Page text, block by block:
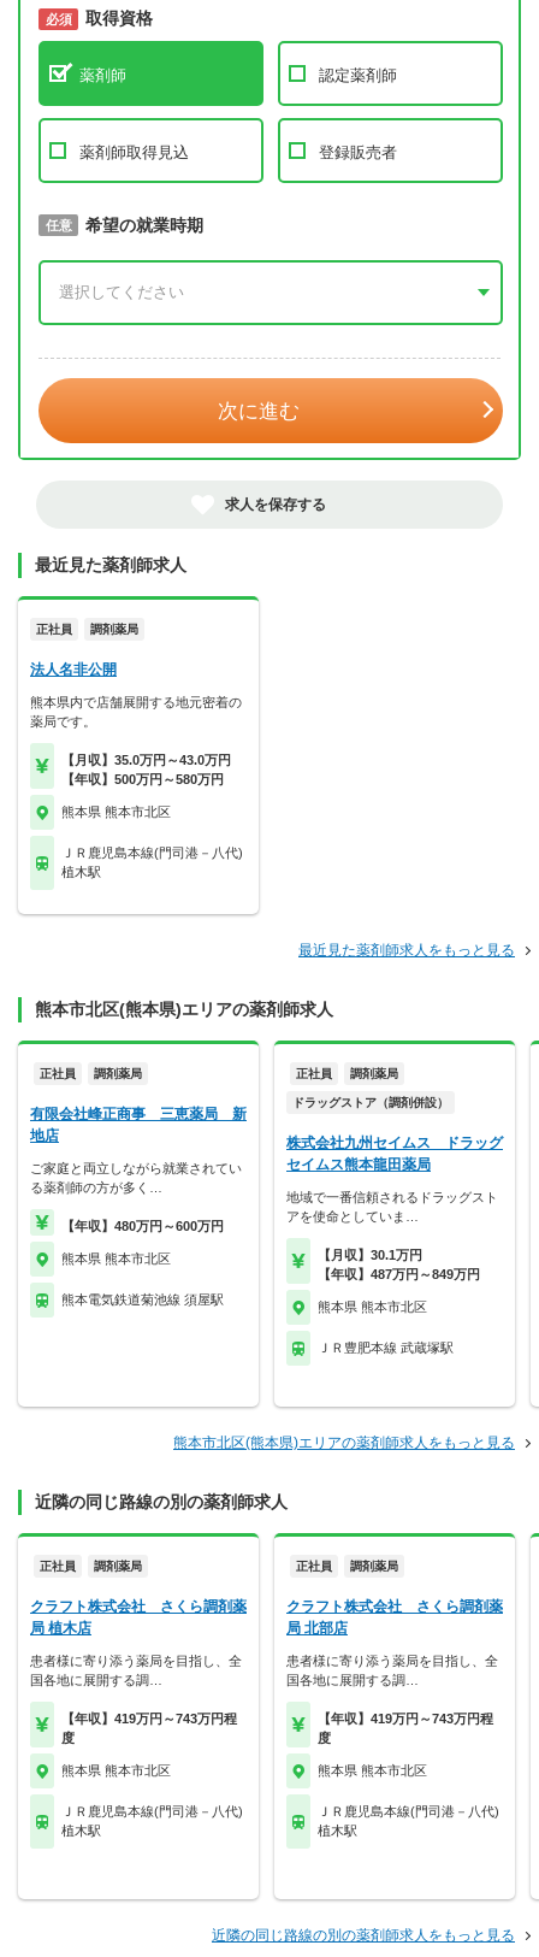
必須 取得資格
薬剤師 認定薬剤師
薬剤師取得見込 登録販売者
必須 取得予定年
任意 希望の就業時期
次に進む
求人を保存する
最近見た薬剤師求人
正社員 調剤薬局
法人名非公開
熊本県内で店舗展開する地元密着の
薬局です。
【月収】35.0万円～43.0万円
【年収】500万円～580万円
熊本県 熊本市北区
ＪＲ鹿児島本線(門司港－八代)
植木駅
最近見た薬剤師求人をもっと見る
熊本市北区(熊本県)エリアの薬剤師求人
正社員 調剤薬局
有限会社峰正商事 三恵薬局 新
地店
ご家庭と両立しながら就業されてい
る薬剤師の方が多く…
【年収】480万円～600万円
熊本県 熊本市北区
熊本電気鉄道菊池線 須屋駅
正社員 調剤薬局
ドラッグストア（調剤併設）
株式会社九州セイムス ドラッグ
セイムス熊本龍田薬局
地域で一番信頼されるドラッグスト
アを使命としていま…
【月収】30.1万円
【年収】487万円～849万円
熊本県 熊本市北区
ＪＲ豊肥本線 武蔵塚駅
熊本市北区(熊本県)エリアの薬剤師求人をもっと見る
近隣の同じ路線の別の薬剤師求人
正社員 調剤薬局
クラフト株式会社 さくら調剤薬
局 植木店
患者様に寄り添う薬局を目指し、全
国各地に展開する調…
【年収】419万円～743万円程
度
熊本県 熊本市北区
ＪＲ鹿児島本線(門司港－八代)
植木駅
正社員 調剤薬局
クラフト株式会社 さくら調剤薬
局 北部店
患者様に寄り添う薬局を目指し、全
国各地に展開する調…
【年収】419万円～743万円程
度
熊本県 熊本市北区
ＪＲ鹿児島本線(門司港－八代)
植木駅
近隣の同じ路線の別の薬剤師求人をもっと見る